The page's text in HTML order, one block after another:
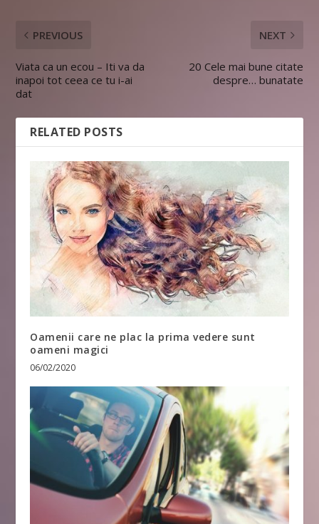
PREVIOUS
Viata ca un ecou – Iti va da
inapoi tot ceea ce tu i-ai
dat
NEXT
20 Cele mai bune citate
despre… bunatate
RELATED POSTS
Oamenii care ne plac la prima vedere sunt
oameni magici
06/02/2020